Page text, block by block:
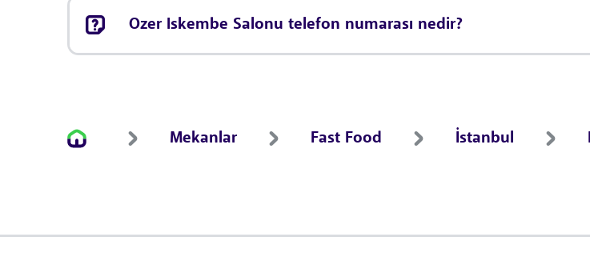
Ozer Iskembe Salonu telefon numarası nedir?
Mekanlar Fast Food İstanbul